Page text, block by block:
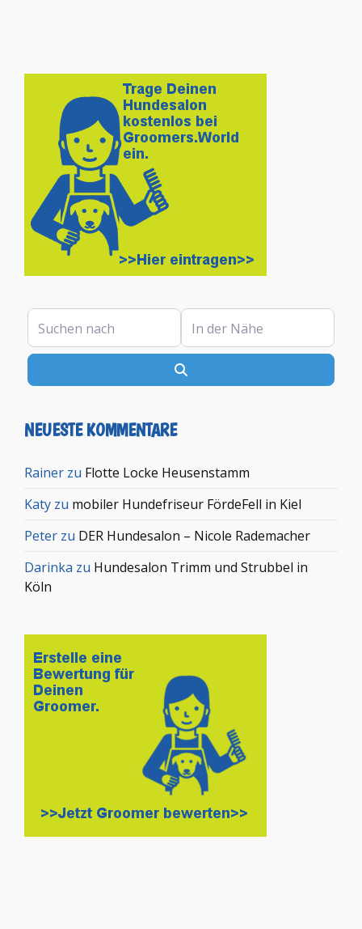
Suchen nach In der Nähe
NEUESTE KOMMENTARE
Rainer zu Flotte Locke Heusenstamm
Katy zu mobiler Hundefriseur FördeFell in Kiel
Peter zu DER Hundesalon – Nicole Rademacher
Darinka zu Hundesalon Trimm und Strubbel in
Köln